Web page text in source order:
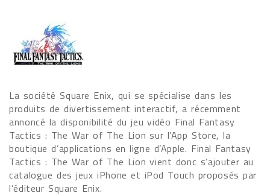
La société Square Enix, qui se spécialise dans les
produits de divertissement interactif, a récemment
annoncé la disponibilité du jeu vidéo Final Fantasy
Tactics : The War of The Lion sur l’App Store, la
boutique d’applications en ligne d’Apple. Final Fantasy
Tactics : The War of The Lion vient donc s’ajouter au
catalogue des jeux iPhone et iPod Touch proposés par
l’éditeur Square Enix.